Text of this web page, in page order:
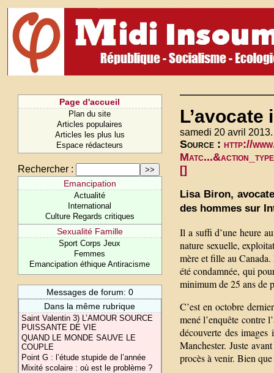
Page d'accueil
Plan du site
Articles populaires
Articles les plus lus
Espace rédacteurs
Rechercher :
Emancipation
Actualité
International
Culture Regards critiques
Sexualité Famille
Sport Corps Jeux
Femmes
Emancipation éthique Antiracisme
Messages de forum: 0
Dans la même rubrique
Saint Valentin 3) L’AMOUR SOURCE
PUISSANTE DE VIE
QUAND LE MONDE SAUVE LE
COUPLE
Point G : l’étude stupide de l’année
Mixité scolaire : où est le problème ?
samedi 20 avril 2013.
Source : http://
[]
Lisa Biron,
des hommes sur
Il a suffi d’une heure
nature sexuelle,
mère et fille au
été condamnée, qui
minimum de 25 ans de
C’est en octobre
mené l’enquête contre
découverte des
Manchester. Juste
procès à venir. Bien